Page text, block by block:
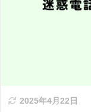
2025年4月22日